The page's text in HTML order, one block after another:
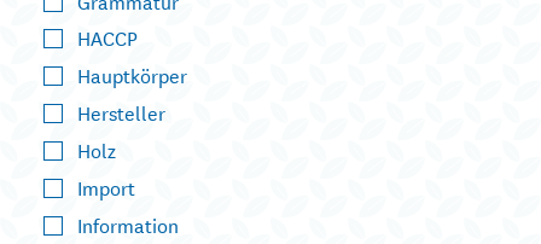
HACCP
Hauptkörper
Hersteller
Holz
Import
Information